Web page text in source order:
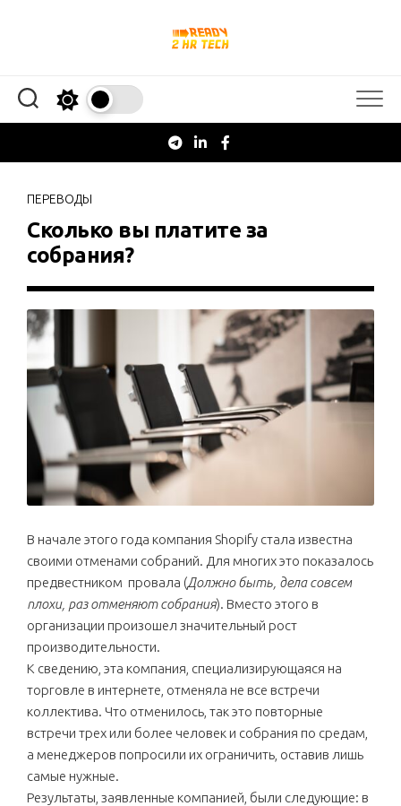
ПЕРЕВОДЫ
Сколько вы платите за
собрания?
В начале этого года компания Shopify стала известна
своими отменами собраний. Для многих это показалось
предвестником провала (Должно быть, дела совсем
плохи, раз отменяют собрания). Вместо этого в
организации произошел значительный рост
производительности.
К сведению, эта компания, специализирующаяся на
торговле в интернете, отменяла не все встречи
коллектива. Что отменилось, так это повторные
встречи трех или более человек и собрания по средам,
а менеджеров попросили их ограничить, оставив лишь
самые нужные.
Результаты, заявленные компанией, были следующие: в